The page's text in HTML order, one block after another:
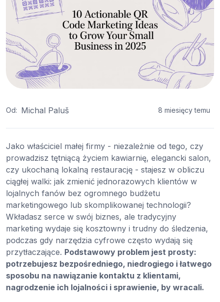
Od: Michal Paluš 8 miesięcy temu
Jako właściciel małej firmy - niezależnie od tego, czy
prowadzisz tętniącą życiem kawiarnię, elegancki salon,
czy ukochaną lokalną restaurację - stajesz w obliczu
ciągłej walki: jak zmienić jednorazowych klientów w
lojalnych fanów bez ogromnego budżetu
marketingowego lub skomplikowanej technologii?
Wkładasz serce w swój biznes, ale tradycyjny
marketing wydaje się kosztowny i trudny do śledzenia,
podczas gdy narzędzia cyfrowe często wydają się
przytłaczające. Podstawowy problem jest prosty:
potrzebujesz bezpośredniego, niedrogiego i łatwego
sposobu na nawiązanie kontaktu z klientami,
nagrodzenie ich lojalności i sprawienie, by wracali.